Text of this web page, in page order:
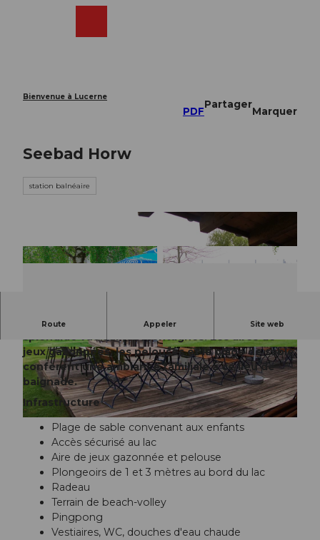
Bienvenue à Lucerne
PDF
Partager
Marquer
Seebad Horw
station balnéaire
© Seebad Horw | CC-BY-NC-ND
© Seebad Horw |CC-BY-NC-ND © Seebad Horw | CC-BY-NC-ND
Route Appeler Site web
Venez nager et vous détendre en admirant la
splendide vue sur les montagnes. Les aires de
jeux gazonnées, les pelouses et la plage de sable
confèrent une ambiance familiale à ce lieu de
baignade.
Infrastructure
Plage de sable convenant aux enfants
Accès sécurisé au lac
Aire de jeux gazonnée et pelouse
Plongeoirs de 1 et 3 mètres au bord du lac
Radeau
Terrain de beach-volley
Pingpong
Vestiaires, WC, douches d'eau chaude